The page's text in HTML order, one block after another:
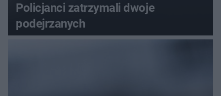
Policjanci zatrzymali dwoje
podejrzanych